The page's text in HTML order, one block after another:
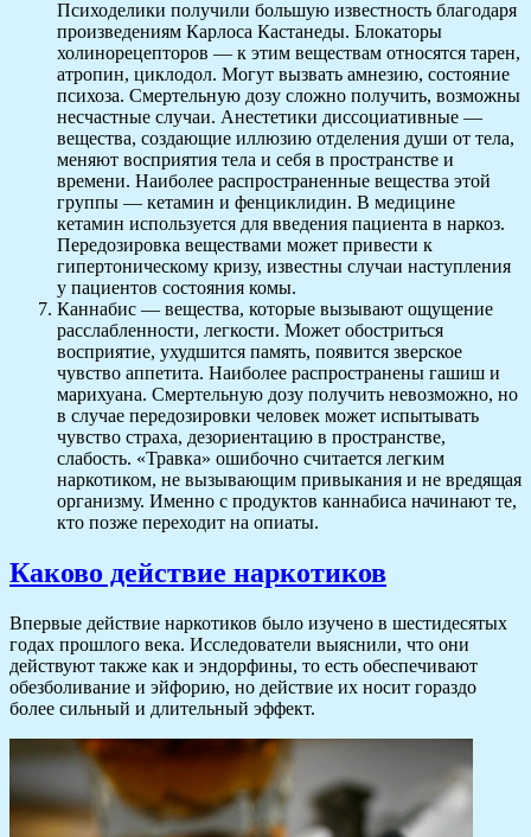
Психоделики получили большую известность благодаря
произведениям Карлоса Кастанеды. Блокаторы
холинорецепторов — к этим веществам относятся тарен,
атропин, циклодол. Могут вызвать амнезию, состояние
психоза. Смертельную дозу сложно получить, возможны
несчастные случаи. Анестетики диссоциативные —
вещества, создающие иллюзию отделения души от тела,
меняют восприятия тела и себя в пространстве и
времени. Наиболее распространенные вещества этой
группы — кетамин и фенциклидин. В медицине
кетамин используется для введения пациента в наркоз.
Передозировка веществами может привести к
гипертоническому кризу, известны случаи наступления
у пациентов состояния комы.
Каннабис — вещества, которые вызывают ощущение
расслабленности, легкости. Может обостриться
восприятие, ухудшится память, появится зверское
чувство аппетита. Наиболее распространены гашиш и
марихуана. Смертельную дозу получить невозможно, но
в случае передозировки человек может испытывать
чувство страха, дезориентацию в пространстве,
слабость. «Травка» ошибочно считается легким
наркотиком, не вызывающим привыкания и не вредящая
организму. Именно с продуктов каннабиса начинают те,
кто позже переходит на опиаты.
Каково действие наркотиков
Впервые действие наркотиков было изучено в шестидесятых
годах прошлого века. Исследователи выяснили, что они
действуют также как и эндорфины, то есть обеспечивают
обезболивание и эйфорию, но действие их носит гораздо
более сильный и длительный эффект.